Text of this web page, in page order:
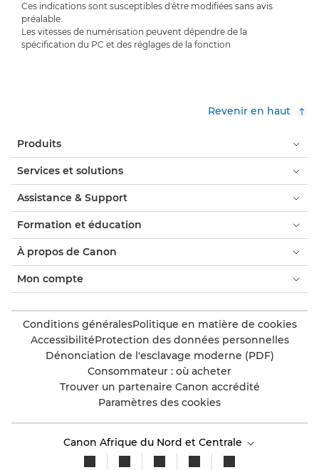
Ces indications sont susceptibles d'être modifiées sans avis
préalable.
Les vitesses de numérisation peuvent dépendre de la
spécification du PC et des réglages de la fonction
Revenir en haut
Produits
Services et solutions
Assistance & Support
Formation et éducation
À propos de Canon
Mon compte
Conditions généralesPolitique en matière de cookies
AccessibilitéProtection des données personnelles
Dénonciation de l'esclavage moderne (PDF)
Consommateur : où acheter
Trouver un partenaire Canon accrédité
Paramètres des cookies
Canon Afrique du Nord et Centrale